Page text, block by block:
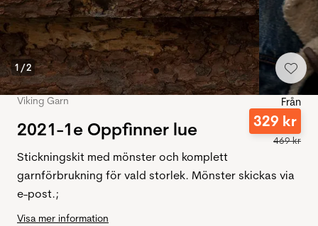
1 /2
Viking Garn
2021-1e Oppfinner lue
Från
329 kr
469kr
Stickningskit med mönster och komplett
garnförbrukning för vald storlek. Mönster skickas via
e-post.;
Visa mer information